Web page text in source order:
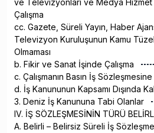
ve Televizyonları ve Medya Hizmet
Çalışma
cc. Gazete, Süreli Yayın, Haber
Televizyon Kuruluşunun Kamu
Olmaması
b. Fikir ve Sanat İşinde Çalışma
c. Çalışmanın Basın İş Sözleşmesine
d. İş Kanununun Kapsamı Dışında
3. Deniz İş Kanununa Tabi Olanlar
IV. İŞ SÖZLEŞMESİNİN TÜRÜ
A. Belirli – Belirsiz Süreli İş